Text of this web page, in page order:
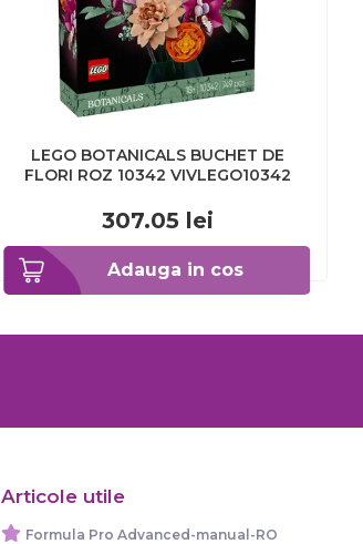
Adauga in cos
LEGO BOTANICALS BUCHET DE
FLORI ROZ 10342 VIVLEGO10342
307.05 lei
Articole utile
Formula Pro Advanced-manual-RO